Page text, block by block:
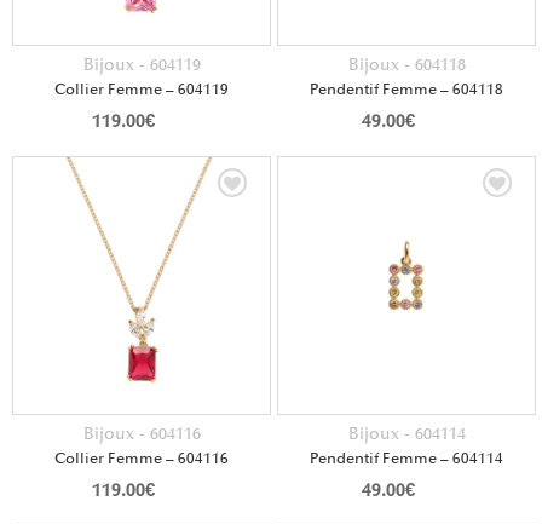
Bijoux - 604119
Collier Femme – 604119
119.00€
Bijoux - 604118
Pendentif Femme – 604118
49.00€
Bijoux - 604116
Collier Femme – 604116
119.00€
Bijoux - 604114
Pendentif Femme – 604114
49.00€